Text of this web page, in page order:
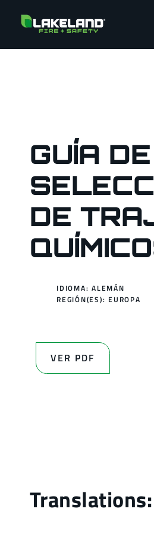
GUÍA DE
DE
IDIOMA: ALEMÁN
REGIÓN(ES): EUROPA
VER PDF